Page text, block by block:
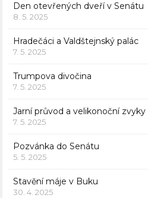
Den otevřených dveří v Senátu
8. 5. 2025
Hradečáci a Valdštejnský palác
7. 5. 2025
Trumpova divočina
7. 5. 2025
Jarní průvod a velikonoční zvyky
7. 5. 2025
Pozvánka do Senátu
5. 5. 2025
Stavění máje v Buku
30. 4. 2025